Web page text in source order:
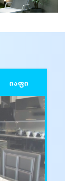
ᲘᲐᲤᲘ